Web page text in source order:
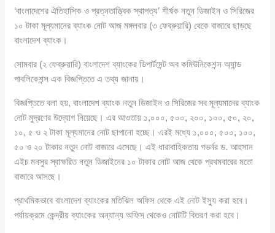
‘বাংলাদেশের ঐতিহাসিক ও প্রত্নতাত্ত্বিক স্থাপত্য’ শীর্ষক নতুন ডিজাইন ও সিরিজের
১০ টাকা মূল্যমানের ব্যাংক নোট আজ মঙ্গলবার (৩ ফেব্রুয়ারি) থেকে বাজারে ছাড়ছে
বাংলাদেশ ব্যাংক।
সোমবার (২ ফেব্রুয়ারি) বাংলাদেশ ব্যাংকের ডিপার্টমেন্ট অব কমিউনিকেশন্স অ্যান্ড
পাবলিকেশন্স এক বিজ্ঞপ্তিতে এ তথ্য জানায়।
বিজ্ঞপ্তিতে বলা হয়, বাংলাদেশ ব্যাংক নতুন ডিজাইন ও সিরিজের সব মূল্যমানের ব্যাংক
নোট মুদ্রণের উদ্যোগ নিয়েছে। এর আওতায় ১,০০০, ৫০০, ২০০, ১০০, ৫০, ২০,
১০, ৫ ও ২ টাকা মূল্যমানের নোট ছাপানো হচ্ছে। এরই মধ্যে ১,০০০, ৫০০, ১০০,
৫০ ও ২০ টাকার নতুন নোট বাজারে এসেছে। এই ধারাবাহিকতায় গভর্নর ড. আহসান
এইচ মনসুর স্বাক্ষরিত নতুন ডিজাইনের ১০ টাকার নোট আজ থেকে প্রথমবারের মতো
বাজারে আসছে।
প্রাথমিকভাবে বাংলাদেশ ব্যাংকের মতিঝিল অফিস থেকে এই নোট ইস্যু করা হবে।
পর্যায়ক্রমে কেন্দ্রীয় ব্যাংকের অন্যান্য অফিস থেকেও নোটটি বিতরণ করা হবে।